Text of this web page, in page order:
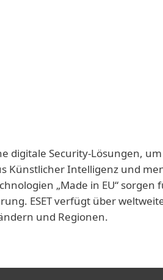
digitale Security-Lösungen,
Künstlicher Intelligenz und
„Made in EU“ sorgen
ESET verfügt über
und Regionen.